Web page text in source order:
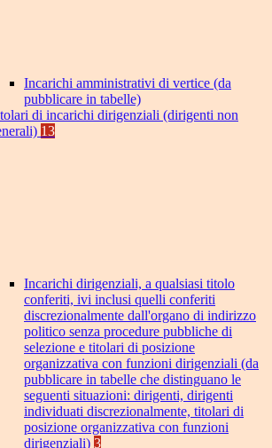
Incarichi amministrativi di vertice (da
pubblicare in tabelle)
di incarichi dirigenziali (dirigenti non
13
Incarichi dirigenziali, a qualsiasi titolo
conferiti, ivi inclusi quelli conferiti
discrezionalmente dall'organo di indirizzo
politico senza procedure pubbliche di
selezione e titolari di posizione
organizzativa con funzioni dirigenziali (da
pubblicare in tabelle che distinguano le
seguenti situazioni: dirigenti, dirigenti
individuati discrezionalmente, titolari di
posizione organizzativa con funzioni
dirigenziali) 3